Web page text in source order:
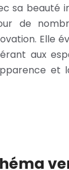
sa beauté
de
Elle
aux
et